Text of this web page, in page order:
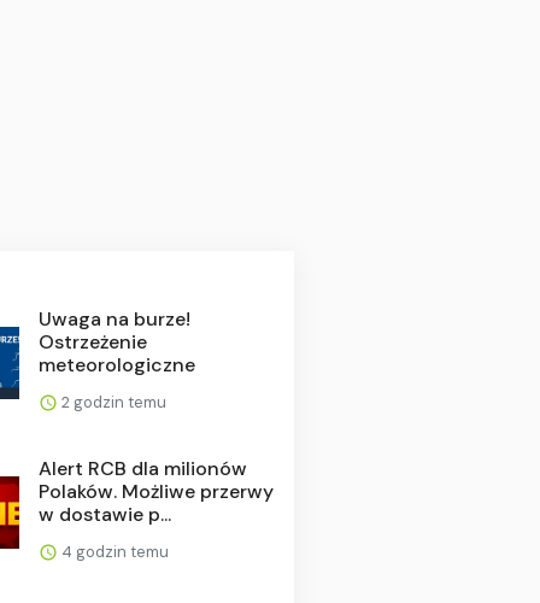
Uwaga na burze!
Ostrzeżenie
meteorologiczne
2 godzin temu
Alert RCB dla milionów
Polaków. Możliwe przerwy
w dostawie p...
4 godzin temu